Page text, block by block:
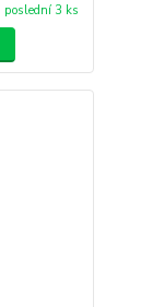
poslední 3 ks